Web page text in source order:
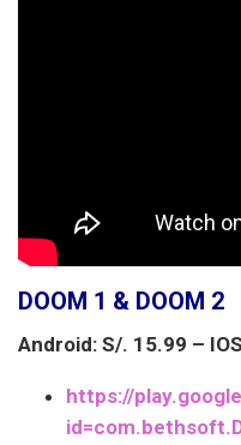
DOOM 1 & DOOM 2
Android: S/. 15.99 –
https://